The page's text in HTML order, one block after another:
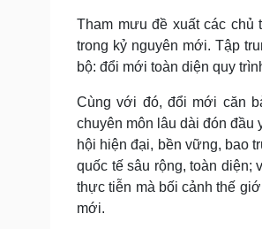
Tham mưu đề xuất các
trong kỷ nguyên mới. Tập
bộ: đổi mới toàn diện quy
Cùng với đó, đổi mới căn
chuyên môn lâu dài đón đầu
hội hiện đại, bền vững, bao
quốc tế sâu rộng, toàn
thực tiễn mà bối cảnh thế
mới.